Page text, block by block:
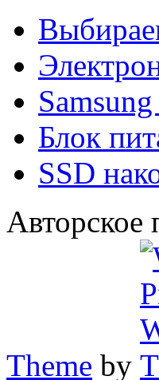
Блок
SSD
Авторское
Theme by